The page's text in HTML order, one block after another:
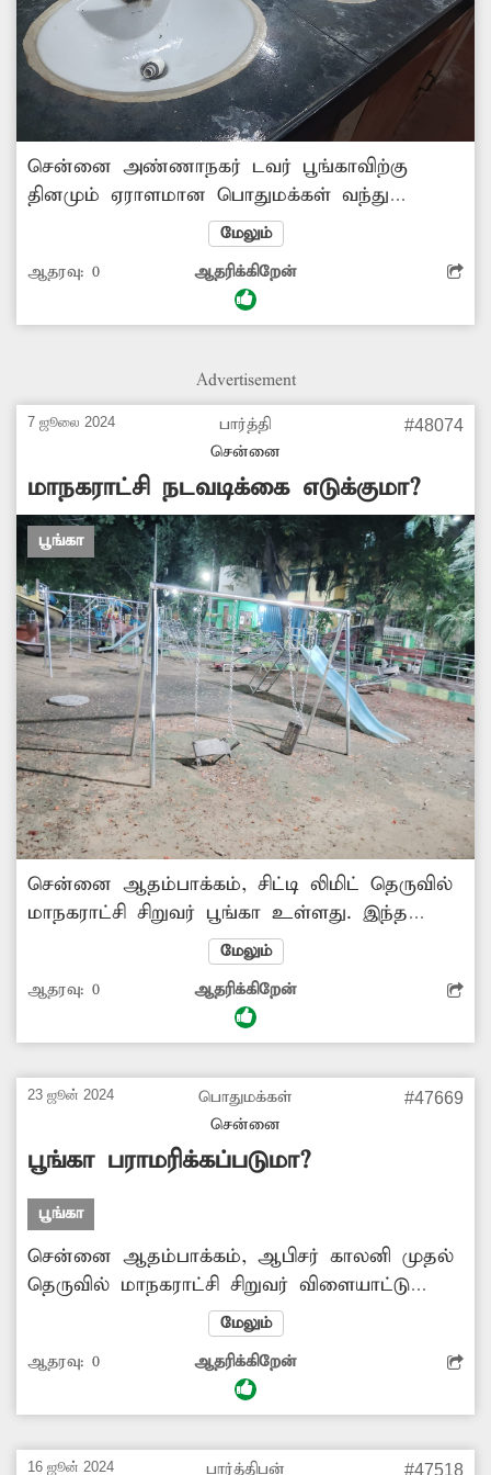
சென்னை அண்ணாநகர் டவர் பூங்காவிற்கு
தினமும் ஏராளமான பொதுமக்கள் வந்து
செல்கின்றனர். பூங்கா சரியான முறையில்
பராமரிக்கப்படவில்லை. மேலும், பூங்காவில்
உள்ள ஆண்கள் கழிவறையில் தண்ணீர்
குழாய்கள் அனைத்தும் உடைந்துள்ளது.
வருபவர்கள் தண்ணீர் இல்லாமல்
அதிகாரிகள் உடனடி நடவடிக்கை எடுக்க
மேலும்
ஆதரவு: 0 ஆதரிக்கிறேன்
Advertisement
7 ஜூலை 2024
பார்த்தி
சென்னை
#48074
மாநகராட்சி நடவடிக்கை எடுக்குமா?
பூங்கா
சென்னை ஆதம்பாக்கம், சிட்டி லிமிட் தெருவில்
மாநகராட்சி சிறுவர் பூங்கா உள்ளது. இந்த
பூங்கா சரியாக பராமரிக்கப்படாமல் மோசமான
நிலையில் உள்ளது. பூங்காவில் உள்ள ஊஞ்சல்,
சருக்கு போன்ற உபகரணங்கள் சேதமடைந்து
உள்ளது. இதனால் அந்த பகுதி பொதுமக்கள்
செல்லும் நிலை உள்ளது. எனவே மாநகராட்சி
அதிகாரிகள் பூங்காவை சீரமைக்க நடவடிக்கை
எடுக்க வேண்டும்.
மேலும்
ஆதரவு: 0 ஆதரிக்கிறேன்
23 ஜூன் 2024
பொதுமக்கள்
சென்னை
#47669
பூங்கா பராமரிக்கப்படுமா?
பூங்கா
சென்னை ஆதம்பாக்கம், ஆபிசர் காலனி முதல்
தெருவில் மாநகராட்சி சிறுவர் விளையாட்டு
பூங்கா உள்ளது. இந்த பூங்கா சரியாக
பராமரிக்கப்படாததால் செடி, கொடி படர்ந்து புதர்
போல் காட்சியளிக்கிறது. மேலும் மின்விளக்குள்
எரியாததால் இரவு நேரங்களில் பொதுமக்கள்
அந்த பகுதி மக்கள் தொலைவில் உள்ள
மேலும்
ஆதரவு: 0 ஆதரிக்கிறேன்
16 ஜூன் 2024
பார்த்திபன்
#47518